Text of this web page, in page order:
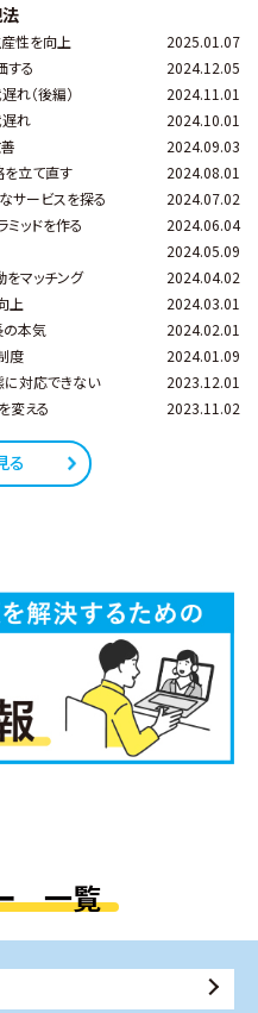
性を向上
2025.01.07
する
2024.12.05
れ（後編）
2024.11.01
れ
2024.10.01
2024.09.03
を立て直す
2024.08.01
サービスを探る
2024.07.02
ッドを作る
2024.06.04
2024.05.09
マッチング
2024.04.02
上
2024.03.01
本気
2024.02.01
度
2024.01.09
対応できない
2023.12.01
変える 2023.11.02
る
一覧